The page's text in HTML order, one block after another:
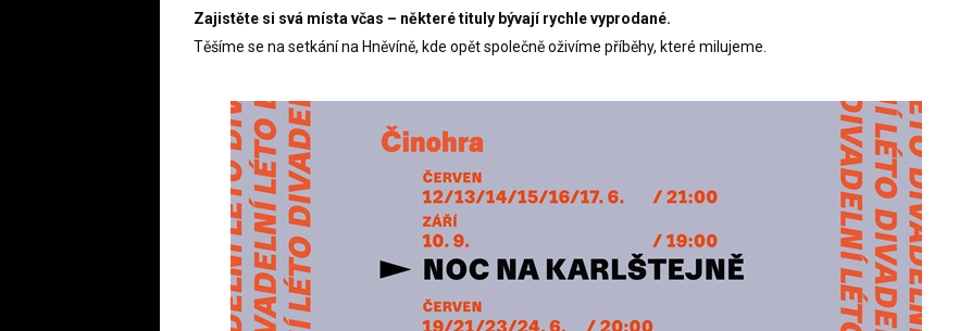
Zajistěte si svá místa včas – některé tituly bývají rychle vyprodané.
Těšíme se na setkání na Hněvíně, kde opět společně oživíme příběhy, které milujeme.